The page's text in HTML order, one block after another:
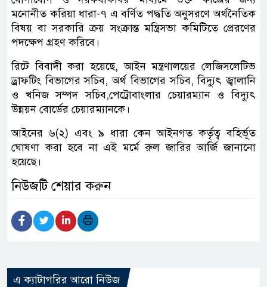
মনোনীত করিয়া ধারা-৭ এ বর্ণিত পদ্ধতি অনুসরণে অর্থনৈতিক
বিষয় বা সরকারি ক্রয় সংক্রান্ত মন্ত্রিসভা কমিটিতে প্রেরণের
পদক্ষেপ গ্রহণ করিবে।
রিটে বিবাদী করা হয়েছে, আইন মন্ত্রণালয়ের লেজিসলেটিভ
ড্রাফটিং বিভাগের সচিব, অর্থ বিভাগের সচিব, বিদ্যুৎ জ্বালানি
ও খনিজ সম্পদ সচিব,পেট্রোবাংলার চেয়ারম্যান ও বিদ্যুৎ
উন্নয়ন বোর্ডের চেয়ারম্যানকে।
আইনের ৬(২) এবং ৯ ধারা কেন আইনগত কর্তৃত্ব বহির্ভূত
ঘোষণা করা হবে না এই মর্মে রুল জারির আর্জি জানানো
হয়েছে।
নিউজটি শেয়ার করুন
এ ক্যাটাগরির আরো নিউজ